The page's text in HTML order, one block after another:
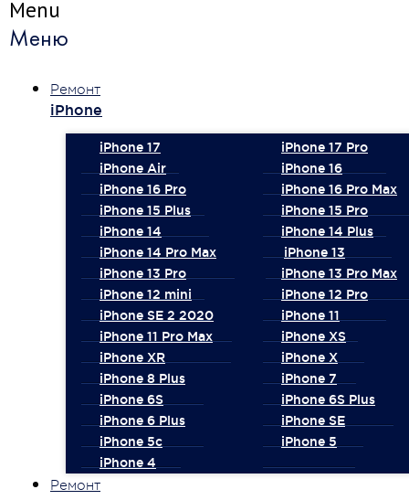
Menu
Меню
Ремонт
iPhone
iPhone 17
iPhone 17 Pro
iPhone Air
iPhone 16
iPhone 16 Pro
iPhone 16 Pro Max
iPhone 15 Plus
iPhone 15 Pro
iPhone 14
iPhone 14 Plus
iPhone 14 Pro Max
iPhone 13
iPhone 13 Pro
iPhone 13 Pro Max
iPhone 12 mini
iPhone 12 Pro
iPhone SE 2 2020
iPhone 11
iPhone 11 Pro Max
iPhone XS
iPhone XR
iPhone X
iPhone 8 Plus
iPhone 7
iPhone 6S
iPhone 6S Plus
iPhone 6 Plus
iPhone SE
iPhone 5c
iPhone 5
iPhone 4
Ремонт